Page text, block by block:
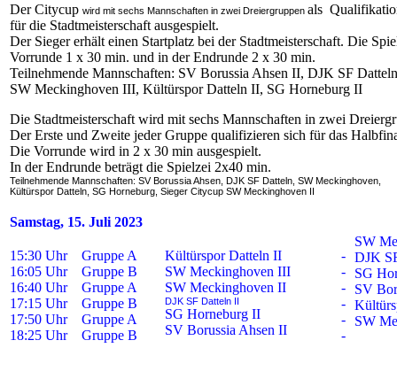
Der Citycup wird mit sechs Mannschaften in zwei Dreiergruppen als
für die Stadtmeisterschaft ausgespielt.
Der Sieger erhält einen Startplatz bei der Stadtmeisterschaft. Die
Vorrunde 1 x 30 min. und in der Endrunde 2 x 30 min.
Teilnehmende Mannschaften: SV Borussia Ahsen II, DJK SF
SW Meckinghoven III, Kültürspor Datteln II, SG Horneburg II
Die Stadtmeisterschaft wird mit sechs Mannschaften in zwei
Der Erste und Zweite jeder Gruppe qualifizieren sich für das
Die Vorrunde wird in 2 x 30 min ausgespielt.
In der Endrunde beträgt die Spielzei 2x40 min.
Teilnehmende Mannschaften: SV Borussia Ahsen, DJK SF Datteln, SW Meckinghoven,
Kültürspor Datteln, SG Horneburg, Sieger Citycup SW Meckinghoven II
Samstag, 15. Juli 2023
15:30 Uhr
16:05 Uhr
16:40 Uhr
17:15 Uhr
17:50 Uhr
18:25 Uhr
Gruppe A
Gruppe B
Gruppe A
Gruppe B
Gruppe A
Gruppe B
Kültürspor Datteln II
SW Meckinghoven III
SW Meckinghoven II
DJK SF Datteln II
SG Horneburg II
SV Borussia Ahsen II
-
-
-
-
-
-
SW
DJK
SG
SV
SW